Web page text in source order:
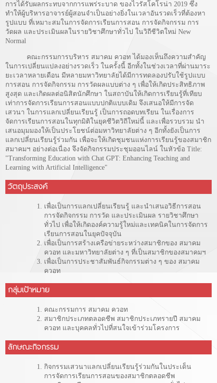
การได้รับผลกระทบจากการแพร่ระบาด ของไวรัสโคโรน่า 2019 ซึ่ง
ทำให้ผู้บริหารอาจารย์ผู้สอนจำเป็นอย่างยิ่งในเวลาอันรวดเร็วที่ต้องหา
รูปแบบ ที่เหมาะสมในการจัดการเรียนการสอน การจัดกิจกรรม การ
วัดผล และประเมินผลในรายวิชาศึกษาทั่วไป ในวิถีชีวิตใหม่ New
Normal
คณะกรรมการบริหาร สมาคม ควอท ได้มองเห็นถึงความสำคัญ
ในการเปลี่ยนแปลงอย่างรวดเร็ว ในครั้งนี้ อีกทั้งในช่วงเวลาที่ผ่านมาระ
ยะเวลาหลายเดือน มีหลายมหาวิทยาลัยได้มีการทดลองปรับใช้รูปแบบ
การสอน การจัดกิจกรรม การวัดผลแบบต่าง ๆ เพื่อให้เกิดประสิทธิภาพ
สูงสุด และเกิดผลต่อนิสิตนักศึกษา ในสถาบันให้เกิดการเรียนรู้ที่เทียบ
เท่าการจัดการเรียนการสอนแบบปกติแบบเดิม จึงเสนอให้มีการจัด
เสวนา ในการแลกเปลี่ยนเรียนรู้ เป็นการถอดบทเรียน ในเรื่องการ
จัดการเรียนการสอนในทุกมิติในยุคชีวิตวิถีใหม่นี้ และเพื่อรวบรวม นำ
เสนอมุมมองให้เป็นประโยชน์ต่อมหาวิทยาลัยต่าง ๆ อีกทั้งยังเป็นการ
แลกเปลี่ยนเรียนรู้ร่วมกัน เพื่อจะให้เกิดชุมชนแห่งการเรียนรู้ของสมาชิก
สมาคมฯ อย่างต่อเนื่อง จึงจัดกิจกรรมประชุมออนไลน์ ในหัวข้อ Title:
"Transforming Education with Chat GPT: Enhancing Teaching and
Learning with Artificial Intelligence"
วัตถุประสงค์
เพื่อเป็นการแลกเปลี่ยนเรียนรู้ และนำเสนอวิธีการสอน
การจัดกิจกรรม การวัด และประเมินผล รายวิชาศึกษา
ทั่วไป เพื่อให้เกิดองค์ความรู้ใหม่และเทคนิคในการจัดการ
เรียนการสอนในยุคปัจจุบัน
เพื่อเป็นการสร้างเครือข่ายระหว่างสมาชิกของ สมาคม
ควอท และมหาวิทยาลัยต่าง ๆ ที่เป็นสมาชิกของสมาคมฯ
เพื่อเป็นการประชาสัมพันธ์กิจกรรมต่าง ๆ ของ สมาคม
ควอท
กลุ่มเป้าหมาย
คณะกรรมการ สมาคม ควอท
สมาชิกประเภทตลอดชีพ สมาชิกประเภทรายปี สมาคม
ควอท และบุคคลทั่วไปที่สนใจเข้าร่วมโครงการ
ลักษณะกิจกรรม
กิจกรรมเสวนาแลกเปลี่ยนเรียนรู้ร่วมกันในประเด็น
การจัดการเรียนการสอนของสมาชิกตลอดชีพ